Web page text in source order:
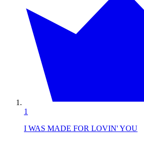
1
I WAS MADE FOR LOVIN' YOU